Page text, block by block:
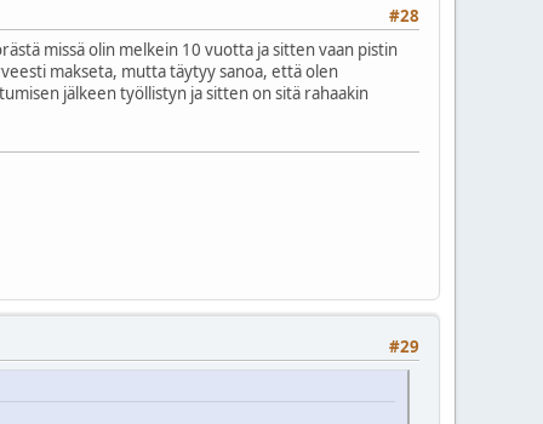
#28
missä olin melkein 10 vuotta ja sitten vaan pistin
makseta, mutta täytyy sanoa, että olen
jälkeen työllistyn ja sitten on sitä rahaakin
#29